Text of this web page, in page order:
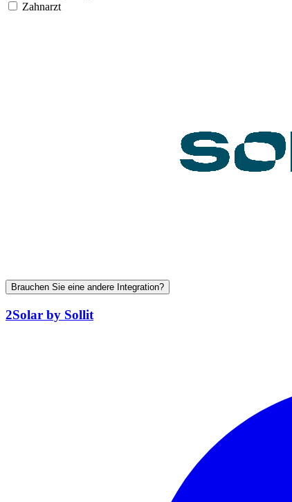
Zahnarzt
Brauchen Sie eine andere Integration?
2Solar by Sollit